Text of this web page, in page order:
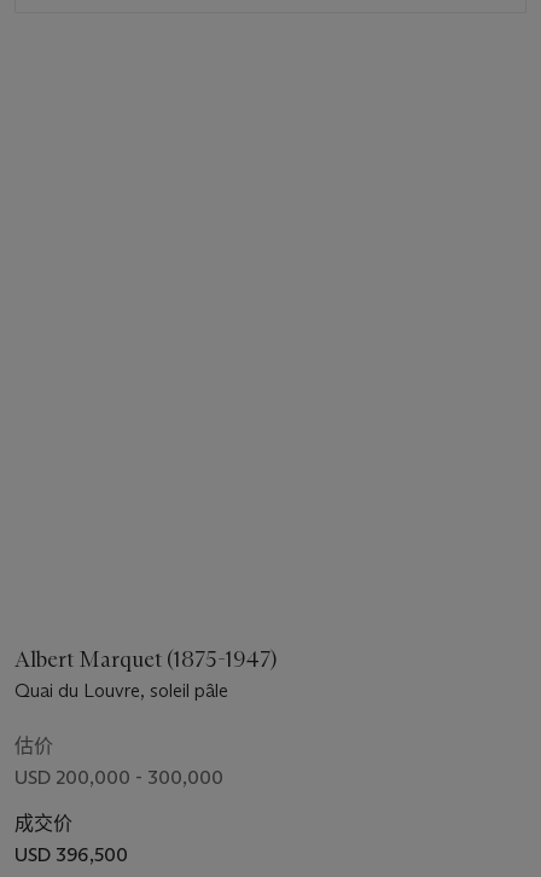
Albert Marquet (1875-1947)
Quai du Louvre, soleil pâle
估价
USD 200,000 - 300,000
成交价
USD 396,500